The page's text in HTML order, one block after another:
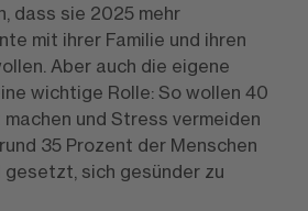
dass sie 2025 mehr
mit ihrer Familie und ihren
Aber auch die eigene
wichtige Rolle: So wollen 40
und Stress vermeiden
35 Prozent der Menschen
gesetzt, sich gesünder zu